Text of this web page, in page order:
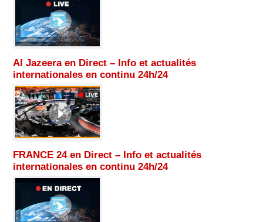
Al Jazeera en Direct – Info et actualités
internationales en continu 24h/24
FRANCE 24 en Direct – Info et actualités
internationales en continu 24h/24